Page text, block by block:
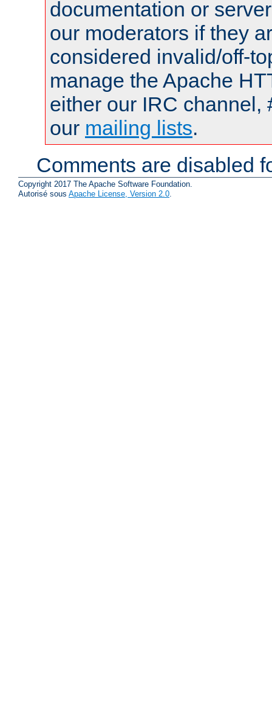
documentation or
our moderators if they
considered invalid/off-
manage the Apache
either our IRC channel,
our mailing lists.
Comments are disabled
Copyright 2017 The Apache Software Foundation.
Autorisé sous Apache License, Version 2.0